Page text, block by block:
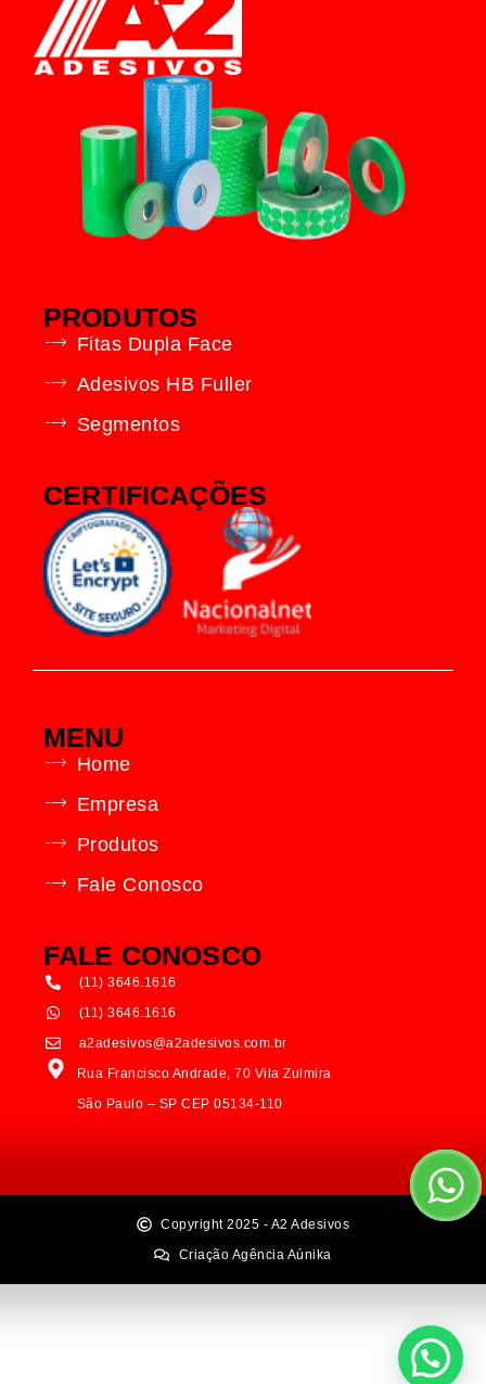
PRODUTOS
Fitas Dupla Face
Adesivos HB Fuller
Segmentos
CERTIFICAÇÕES
MENU
Home
Empresa
Produtos
Fale Conosco
FALE CONOSCO
(11) 3646.1616
(11) 3646.1616
a2adesivos@a2adesivos.com.br
Rua Francisco Andrade, 70 Vila Zulmira
São Paulo – SP CEP 05134-110
Copyright 2025 - A2 Adesivos
Criação Agência Aúnika